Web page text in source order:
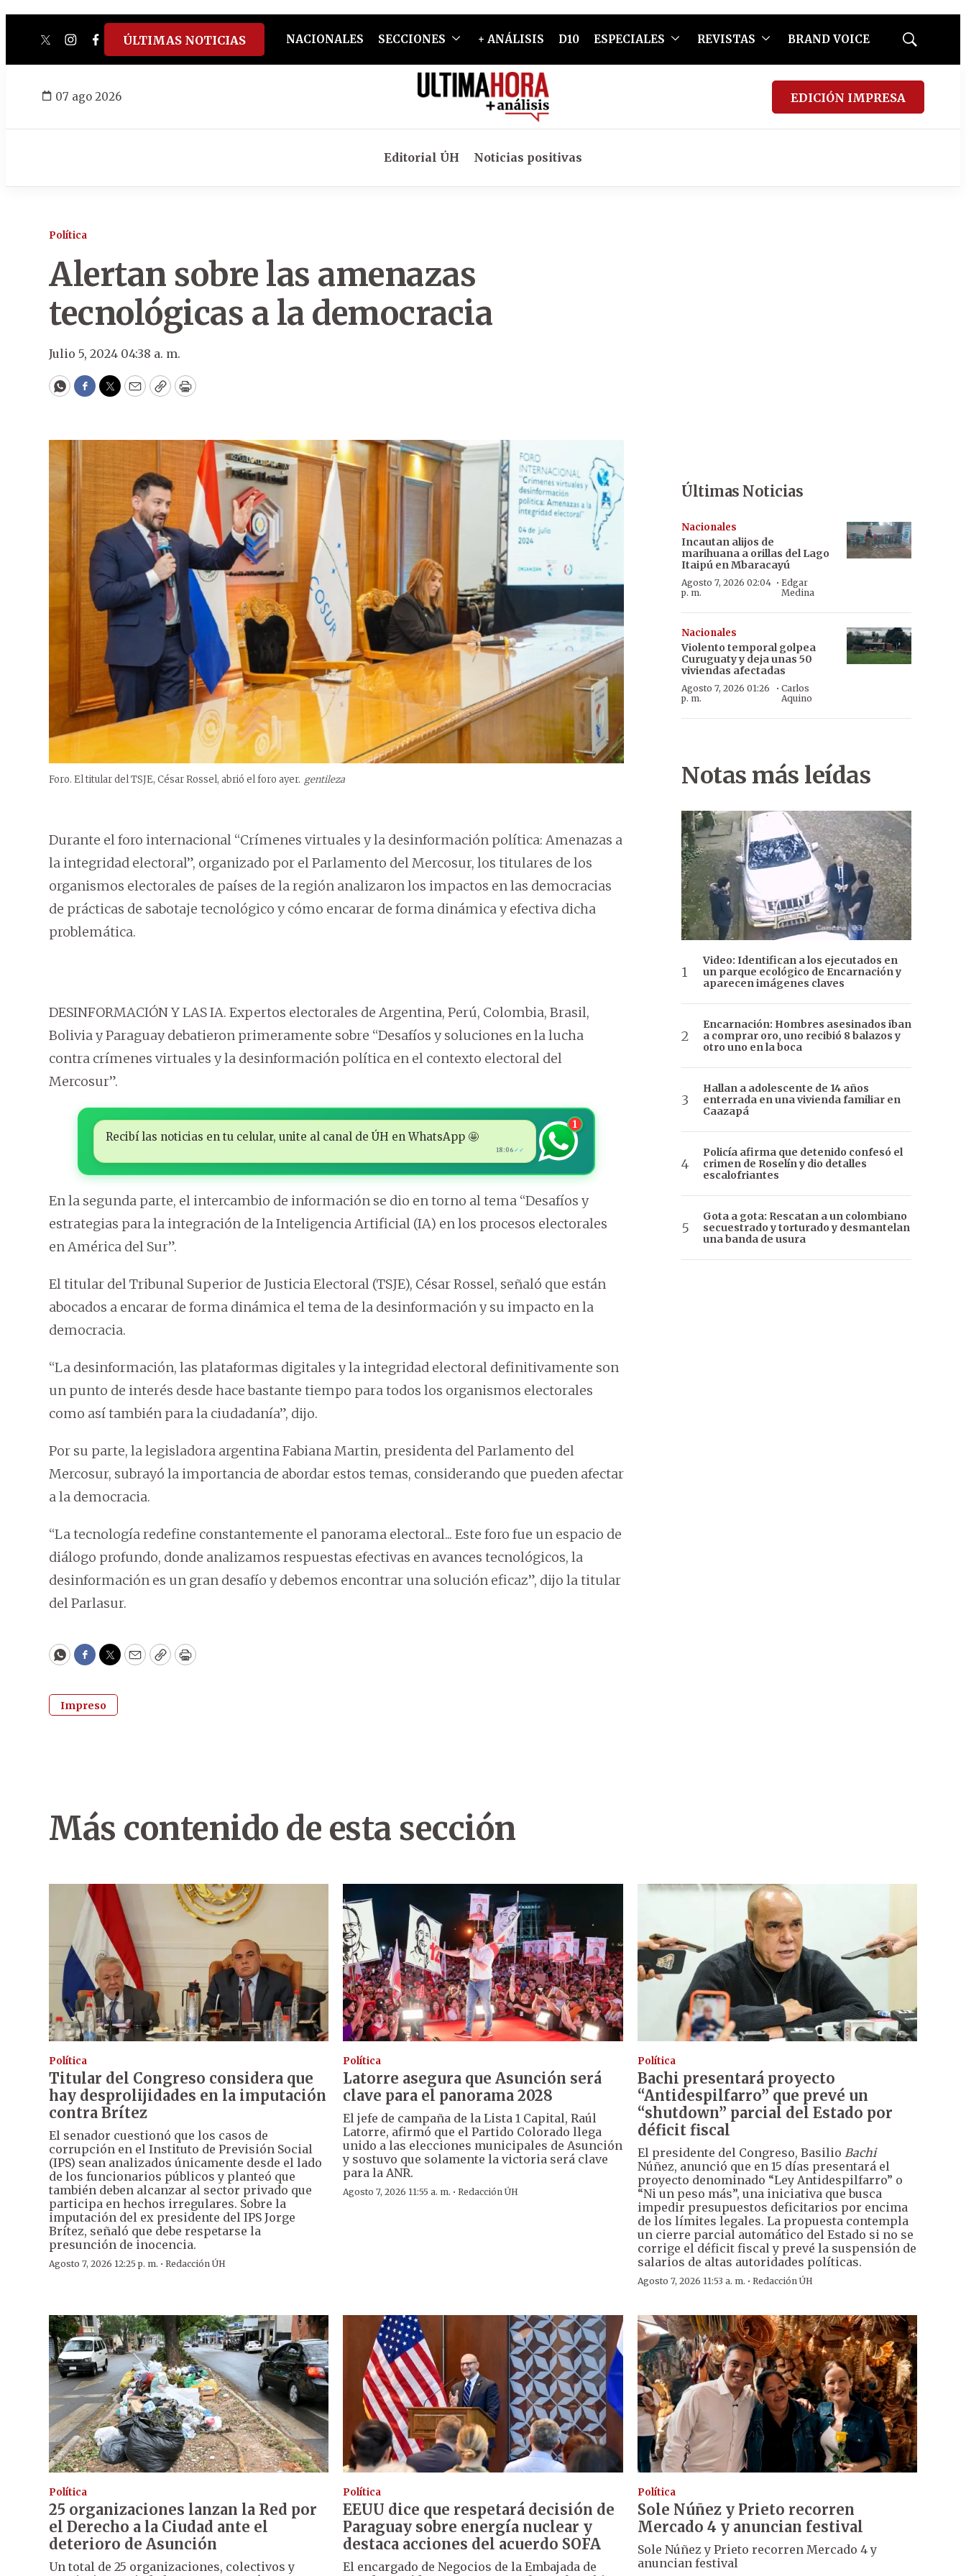
twitterinstagram
facebook
tiktokyoutube
spotify
ÚLTIMAS NOTICIAS NACIONALES SECCIONES + ANÁLISIS D10 ESPECIALES REVISTAS BRAND VOICE
Mostrar
07 ago 2026 EDICIÓN IMPRESA
Editorial ÚH Noticias positivas
Política
Alertan sobre las amenazas
tecnológicas a la democracia
Julio 5, 2024 04:38 a. m.
WhatsApp
Facebook
Twitter
EmailCopyPrint
Foro. El titular del TSJE, César Rossel, abrió el foro ayer. gentileza
Durante el foro internacional “Crímenes virtuales y la desinformación política: Amenazas a
la integridad electoral”, organizado por el Parlamento del Mercosur, los titulares de los
organismos electorales de países de la región analizaron los impactos en las democracias
de prácticas de sabotaje tecnológico y cómo encarar de forma dinámica y efectiva dicha
problemática.
DESINFORMACIÓN Y LAS IA. Expertos electorales de Argentina, Perú, Colombia, Brasil,
Bolivia y Paraguay debatieron primeramente sobre “Desafíos y soluciones en la lucha
contra crímenes virtuales y la desinformación política en el contexto electoral del
Mercosur”.
Recibí las noticias en tu celular, unite al canal de ÚH en WhatsApp 🤩
18:06 ✓✓
1
En la segunda parte, el intercambio de información se dio en torno al tema “Desafíos y
estrategias para la integración de la Inteligencia Artificial (IA) en los procesos electorales
en América del Sur”.
El titular del Tribunal Superior de Justicia Electoral (TSJE), César Rossel, señaló que están
abocados a encarar de forma dinámica el tema de la desinformación y su impacto en la
democracia.
“La desinformación, las plataformas digitales y la integridad electoral definitivamente son
un punto de interés desde hace bastante tiempo para todos los organismos electorales
como así también para la ciudadanía”, dijo.
Por su parte, la legisladora argentina Fabiana Martin, presidenta del Parlamento del
Mercosur, subrayó la importancia de abordar estos temas, considerando que pueden afectar
a la democracia.
“La tecnología redefine constantemente el panorama electoral... Este foro fue un espacio de
diálogo profundo, donde analizamos respuestas efectivas en avances tecnológicos, la
desinformación es un gran desafío y debemos encontrar una solución eficaz”, dijo la titular
del Parlasur.
WhatsApp
Facebook
Twitter
EmailCopyPrint
Impreso
Últimas Noticias
Nacionales
Incautan alijos de
marihuana a orillas del Lago
Itaipú en Mbaracayú
Agosto 7, 2026 02:04
p. m.
· Edgar
Medina
Nacionales
Violento temporal golpea
Curuguaty y deja unas 50
viviendas afectadas
Agosto 7, 2026 01:26
p. m.
· Carlos
Aquino
Notas más leídas
Video: Identifican a los ejecutados en
un parque ecológico de Encarnación y
aparecen imágenes claves
Encarnación: Hombres asesinados iban
a comprar oro, uno recibió 8 balazos y
otro uno en la boca
Hallan a adolescente de 14 años
enterrada en una vivienda familiar en
Caazapá
Policía afirma que detenido confesó el
crimen de Roselín y dio detalles
escalofriantes
Gota a gota: Rescatan a un colombiano
secuestrado y torturado y desmantelan
una banda de usura
Más contenido de esta sección
Política
Titular del Congreso considera que
hay desprolijidades en la imputación
contra Brítez
El senador cuestionó que los casos de
corrupción en el Instituto de Previsión Social
(IPS) sean analizados únicamente desde el lado
de los funcionarios públicos y planteó que
también deben alcanzar al sector privado que
participa en hechos irregulares. Sobre la
imputación del ex presidente del IPS Jorge
Brítez, señaló que debe respetarse la
presunción de inocencia.
Agosto 7, 2026 12:25 p. m. · Redacción ÚH
Política
Latorre asegura que Asunción será
clave para el panorama 2028
El jefe de campaña de la Lista 1 Capital, Raúl
Latorre, afirmó que el Partido Colorado llega
unido a las elecciones municipales de Asunción
y sostuvo que solamente la victoria será clave
para la ANR.
Agosto 7, 2026 11:55 a. m. ·Redacción ÚH
Política
Bachi presentará proyecto
“Antidespilfarro” que prevé un
“shutdown” parcial del Estado por
déficit fiscal
El presidente del Congreso, Basilio Bachi
Núñez, anunció que en 15 días presentará el
proyecto denominado “Ley Antidespilfarro” o
“Ni un peso más”, una iniciativa que busca
impedir presupuestos deficitarios por encima
de los límites legales. La propuesta contempla
un cierre parcial automático del Estado si no se
corrige el déficit fiscal y prevé la suspensión de
salarios de altas autoridades políticas.
Agosto 7, 2026 11:53 a. m. · Redacción ÚH
Política
25 organizaciones lanzan la Red por
el Derecho a la Ciudad ante el
deterioro de Asunción
Un total de 25 organizaciones, colectivos y
Política
EEUU dice que respetará decisión de
Paraguay sobre energía nuclear y
destaca acciones del acuerdo SOFA
El encargado de Negocios de la Embajada de
Política
Sole Núñez y Prieto recorren
Mercado 4 y anuncian festival
Sole Núñez y Prieto recorren Mercado 4 y
anuncian festival